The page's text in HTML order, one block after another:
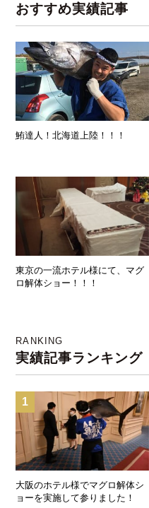
おすすめ実績記事
鮪達人！北海道上陸！！！
東京の一流ホテル様にて、マグ
ロ解体ショー！！！
RANKING
実績記事ランキング
1
大阪のホテル様でマグロ解体シ
ョーを実施して参りました！